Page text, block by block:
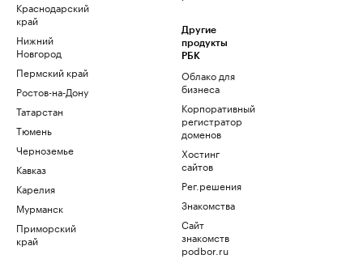
Краснодарский
край
Нижний
Новгород
Пермский край
Ростов-на-Дону
Татарстан
Тюмень
Черноземье
Кавказ
Карелия
Мурманск
Приморский
край
Другие
продукты
РБК
Облако для
бизнеса
Корпоративный
регистратор
доменов
Хостинг
сайтов
Рег.решения
Знакомства
Сайт
знакомств
podbor.ru